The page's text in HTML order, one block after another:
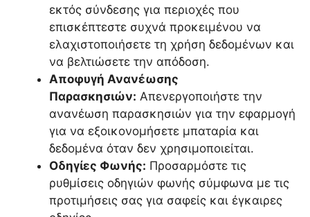
εκτός σύνδεσης για περιοχές που
επισκέπτεστε συχνά προκειμένου να
ελαχιστοποιήσετε τη χρήση δεδομένων και
να βελτιώσετε την απόδοση.
Αποφυγή Ανανέωσης
Παρασκησιών: Απενεργοποιήστε την
ανανέωση παρασκησιών για την εφαρμογή
για να εξοικονομήσετε μπαταρία και
δεδομένα όταν δεν χρησιμοποιείται.
Οδηγίες Φωνής: Προσαρμόστε τις
ρυθμίσεις οδηγιών φωνής σύμφωνα με τις
προτιμήσεις σας για σαφείς και έγκαιρες